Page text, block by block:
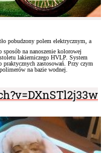
pobudzony polem elektrycznym, a
na nanoszenie kolorowej
lakierniczego HVLP. System
zastosowań. Przy czym
na bazie wodnej.